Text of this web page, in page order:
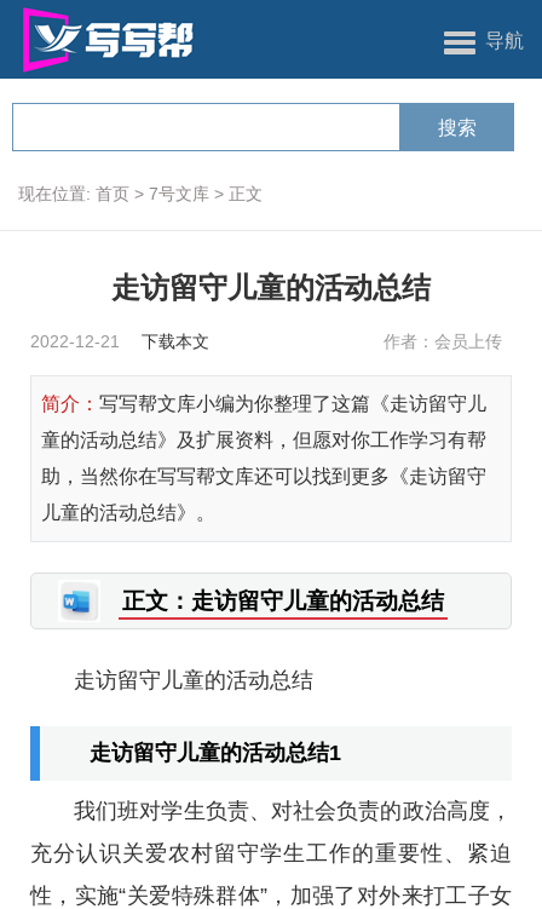
导航
现在位置: 首页 > 7号文库 > 正文
走访留守儿童的活动总结
2022-12-21 下载本文 作者：会员上传
简介： 写写帮文库小编为你整理了这篇《走访留守儿
童的活动总结》及扩展资料，但愿对你工作学习有帮
助，当然你在写写帮文库还可以找到更多《走访留守
儿童的活动总结》。
正文：走访留守儿童的活动总结
走访留守儿童的活动总结
走访留守儿童的活动总结1
我们班对学生负责、对社会负责的政治高度，
充分认识关爱农村留守学生工作的重要性、紧迫
性，实施“关爱特殊群体”，加强了对外来打工子女